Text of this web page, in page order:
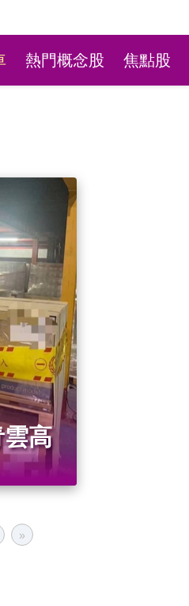
熱門概念股 焦點股
高
»